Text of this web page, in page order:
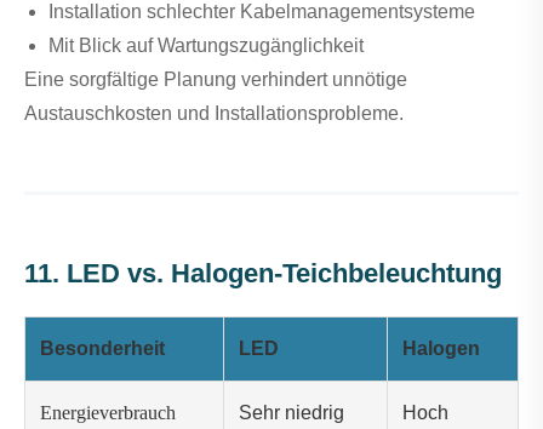
Installation schlechter Kabelmanagementsysteme
Mit Blick auf Wartungszugänglichkeit
Eine sorgfältige Planung verhindert unnötige
Austauschkosten und Installationsprobleme.
11. LED vs. Halogen-Teichbeleuchtung
Besonderheit LED Halogen
Energieverbrauch Sehr niedrig Hoch